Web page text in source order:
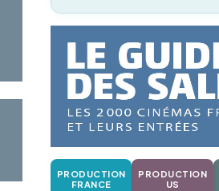
PRODUCTION
FRANCE
PRODUCTION
US